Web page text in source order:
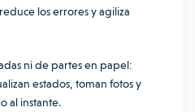
los errores y agiliza
ni de partes en papel:
estados, toman fotos y
al instante.